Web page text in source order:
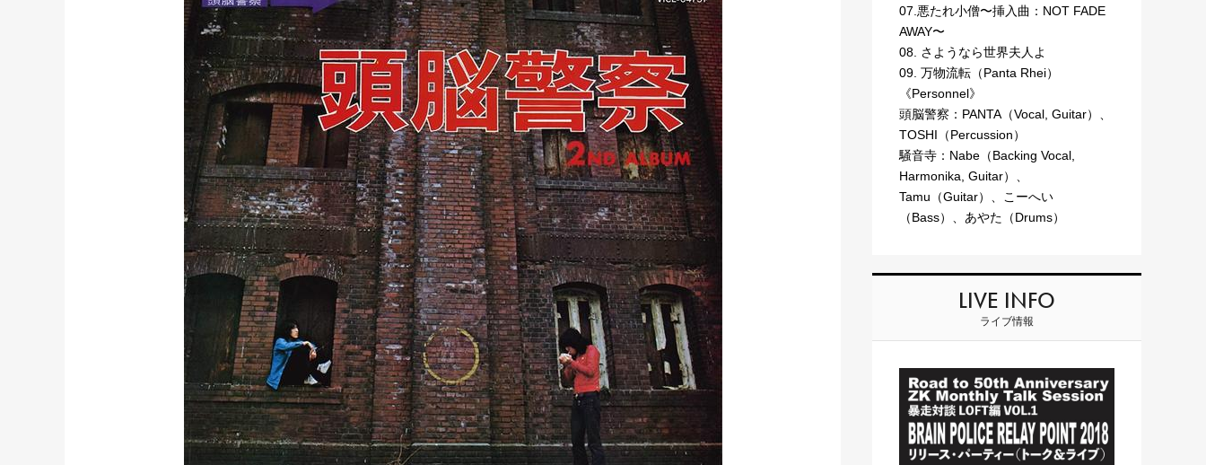
07.悪たれ小僧〜挿入曲：NOT FADE
AWAY〜
08. さようなら世界夫人よ
09. 万物流転（Panta Rhei）
《Personnel》
頭脳警察：PANTA（Vocal, Guitar）、
TOSHI（Percussion）
騒音寺：Nabe（Backing Vocal,
Harmonika, Guitar）、
Tamu（Guitar）、こーへい
（Bass）、あやた（Drums）
LIVE INFO
ライブ情報